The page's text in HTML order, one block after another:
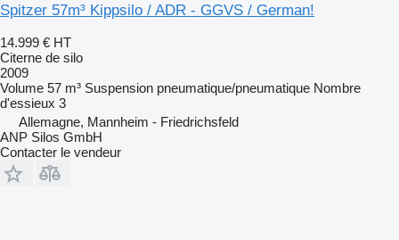
Spitzer 57m³ Kippsilo / ADR - GGVS / German!
14.999 € HT
Citerne de silo
2009
Volume 57 m³ Suspension pneumatique/pneumatique Nombre
d'essieux 3
Allemagne, Mannheim - Friedrichsfeld
ANP Silos GmbH
Contacter le vendeur